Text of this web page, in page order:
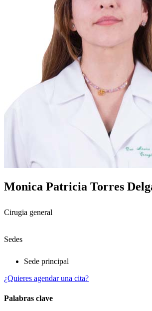
Monica Patricia Torres
Cirugia general
Sedes
Sede principal
¿Quieres agendar una cita?
Palabras clave